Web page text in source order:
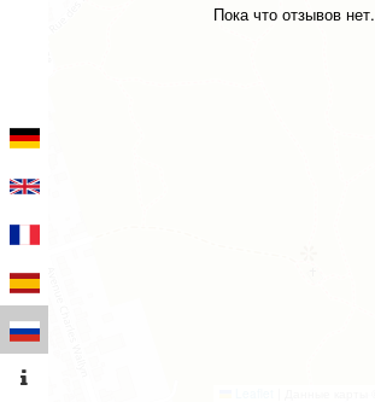
Пока что отзывов нет.